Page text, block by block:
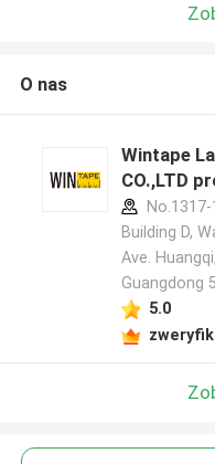
O nas
Wintape
CO.,LTD
No.1317-
Building D,
Ave.
Guangdong
5.0